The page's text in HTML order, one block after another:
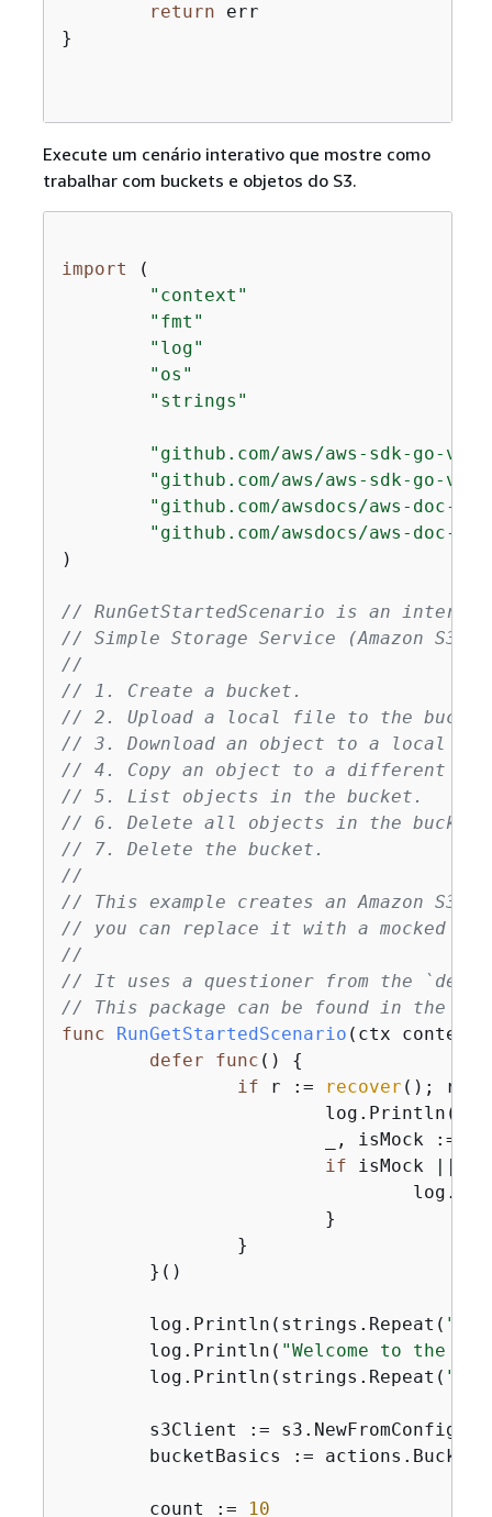
return err
}
Execute um cenário interativo que mostre como
trabalhar com buckets e objetos do S3.
import (
"context"
"fmt"
"log"
"os"
"strings"
"github.com/aws/aws-sdk-go-v2/
"github.com/aws/aws-sdk-go-
"github.com/awsdocs/aws-doc-
"github.com/awsdocs/aws-doc-
)
// RunGetStartedScenario is an
// Simple Storage Service (Amazon
//
// 1. Create a bucket.
// 2. Upload a local file to the
// 3. Download an object to a local
// 4. Copy an object to a different
// 5. List objects in the bucket.
// 6. Delete all objects in the bucket.
// 7. Delete the bucket.
//
// This example creates an Amazon
// you can replace it with a mocked
//
// It uses a questioner from the
// This package can be found in the
func
RunGetStartedScenario (ctx
defer
func ()
{
if r := recover (); r
			log.Println(
if isMock ||
	log.Println(strings.Repeat(
"-"
	log.Println(
"Welcome to the
	log.Println(strings.Repeat(
"-"
bucketBasics :=
	count :=
10